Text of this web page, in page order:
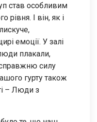
став особливим
рівня. І він, як і
емоції. У залі
плакали,
силу
гурту також
– Люди з